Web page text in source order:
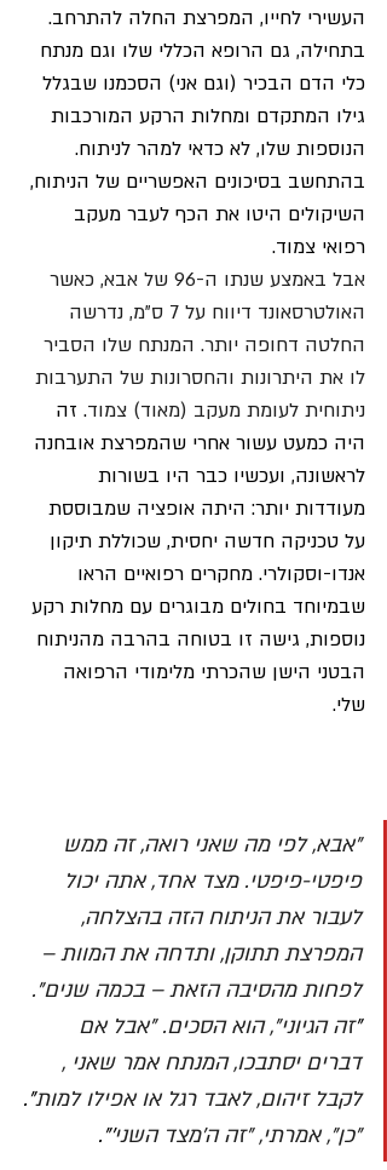
העשירי לחייו, המפרצת החלה להתרחב.
בתחילה, גם הרופא הכללי שלו וגם מנתח
כלי הדם הבכיר (וגם אני) הסכמנו שבגלל
גילו המתקדם ומחלות הרקע המורכבות
הנוספות שלו, לא כדאי למהר לניתוח.
בהתחשב בסיכונים האפשריים של הניתוח,
השיקולים היטו את הכף לעבר מעקב
רפואי צמוד.
אבל באמצע שנתו ה-96 של אבא, כאשר
האולטרסאונד דיווח על 7 ס"מ, נדרשה
החלטה דחופה יותר. המנתח שלו הסביר
לו את היתרונות והחסרונות של התערבות
ניתוחית לעומת מעקב (מאוד) צמוד. זה
היה כמעט עשור אחרי שהמפרצת אובחנה
לראשונה, ועכשיו כבר היו בשורות
מעודדות יותר: היתה אופציה שמבוססת
על טכניקה חדשה יחסית, שכוללת תיקון
אנדו-וסקולרי. מחקרים רפואיים הראו
שבמיוחד בחולים מבוגרים עם מחלות רקע
נוספות, גישה זו בטוחה בהרבה מהניתוח
הבטני הישן שהכרתי מלימודי הרפואה
שלי.
"אבא, לפי מה שאני רואה, זה ממש
פיפטי-פיפטי. מצד אחד, אתה יכול
לעבור את הניתוח הזה בהצלחה,
המפרצת תתוקן, ותדחה את המוות –
לפחות מהסיבה הזאת – בכמה שנים".
"זה הגיוני", הוא הסכים. "אבל אם
דברים יסתבכו, המנתח אמר שאני ,
לקבל זיהום, לאבד רגל או אפילו למות".
"כן", אמרתי, "זה ה'מצד השני'".